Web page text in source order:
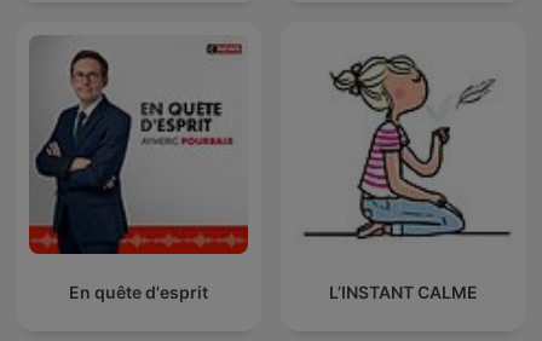
En quête d'esprit L’INSTANT CALME